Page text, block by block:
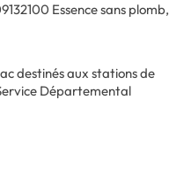
Essence sans plomb,
destinés aux stations de
Départemental